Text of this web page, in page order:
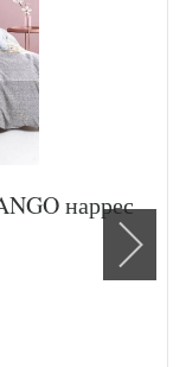
наррес